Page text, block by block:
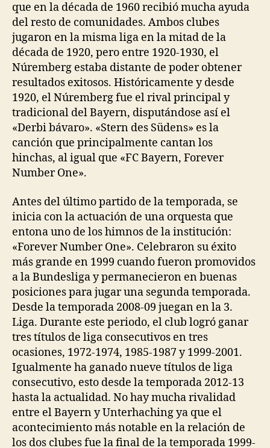
que en la década de 1960 recibió mucha ayuda
del resto de comunidades. Ambos clubes
jugaron en la misma liga en la mitad de la
década de 1920, pero entre 1920-1930, el
Núremberg estaba distante de poder obtener
resultados exitosos. Históricamente y desde
1920, el Núremberg fue el rival principal y
tradicional del Bayern, disputándose así el
«Derbi bávaro». «Stern des Südens» es la
canción que principalmente cantan los
hinchas, al igual que «FC Bayern, Forever
Number One».
Antes del último partido de la temporada, se
inicia con la actuación de una orquesta que
entona uno de los himnos de la institución:
«Forever Number One». Celebraron su éxito
más grande en 1999 cuando fueron promovidos
a la Bundesliga y permanecieron en buenas
posiciones para jugar una segunda temporada.
Desde la temporada 2008-09 juegan en la 3.
Liga. Durante este periodo, el club logró ganar
tres títulos de liga consecutivos en tres
ocasiones, 1972-1974, 1985-1987 y 1999-2001.
Igualmente ha ganado nueve títulos de liga
consecutivo, esto desde la temporada 2012-13
hasta la actualidad. No hay mucha rivalidad
entre el Bayern y Unterhaching ya que el
acontecimiento más notable en la relación de
los dos clubes fue la final de la temporada 1999-